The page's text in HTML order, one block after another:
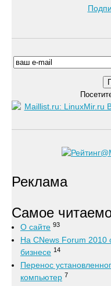
Реклама
Самое
О сайте 93
На CNews Forum 2010
бизнесе 14
Перенос
компьютер 7